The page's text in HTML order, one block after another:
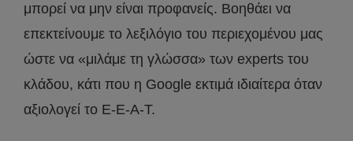
μπορεί να μην είναι προφανείς. Βοηθάει να
επεκτείνουμε το λεξιλόγιο του περιεχομένου μας
ώστε να «μιλάμε τη γλώσσα» των experts του
κλάδου, κάτι που η Google εκτιμά ιδιαίτερα όταν
αξιολογεί το E-E-A-T.